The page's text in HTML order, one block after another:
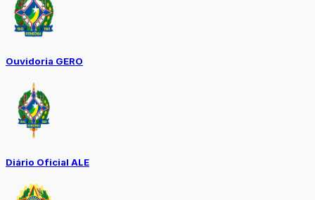
Ouvidoria GERO
Diário Oficial ALE